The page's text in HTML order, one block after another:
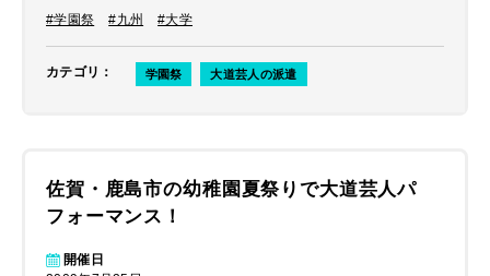
#学園祭
#九州 #大学
カテゴリ ： 学園祭 大道芸人の派遣
佐賀・鹿島市の幼稚園夏祭りで大道芸人パ
フォーマンス！
開催日